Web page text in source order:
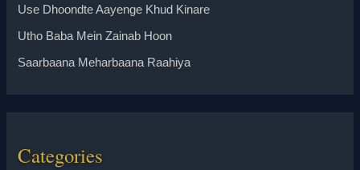
Use Dhoondte Aayenge Khud Kinare
Utho Baba Mein Zainab Hoon
Saarbaana Meharbaana Raahiya
Categories